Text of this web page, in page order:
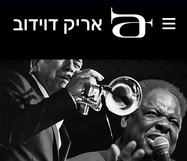
אריק דוידוב